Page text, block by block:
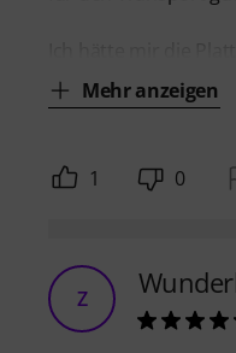
Mehr anzeigen
1 0
Z